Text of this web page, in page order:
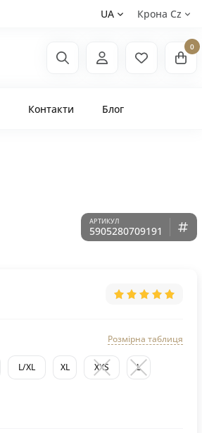
UA Крона Сz
0
Контакти Блог
5905280709191
Розмірна таблиця
L/XL XL XXS L